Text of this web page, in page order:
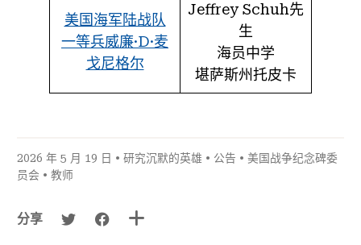
美国海军陆战队
一等兵威廉·D·麦
戈尼格尔
Jeffrey Schuh先
生
海员中学
堪萨斯州托皮卡
2026 年 5 月 19 日 • 研究沉默的英雄 • 公告 • 美国战争纪念碑委
员会 • 教师
分享